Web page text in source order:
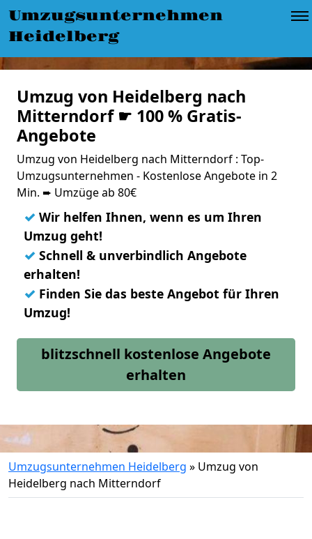
Umzugsunternehmen
Heidelberg
Umzug von Heidelberg nach
Mitterndorf ☛ 100 % Gratis-
Angebote
Umzug von Heidelberg nach Mitterndorf : Top-
Umzugsunternehmen - Kostenlose Angebote in 2
Min. ➨ Umzüge ab 80€
✓ Wir helfen Ihnen, wenn es um Ihren
Umzug geht!
✓ Schnell & unverbindlich Angebote
erhalten!
✓ Finden Sie das beste Angebot für Ihren
Umzug!
blitzschnell kostenlose Angebote
erhalten
Umzugsunternehmen Heidelberg » Umzug von
Heidelberg nach Mitterndorf